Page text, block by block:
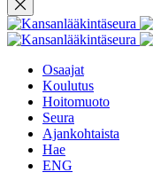
Osaajat
Koulutus
Hoitomuoto
Seura
Ajankohtaista
Hae
ENG